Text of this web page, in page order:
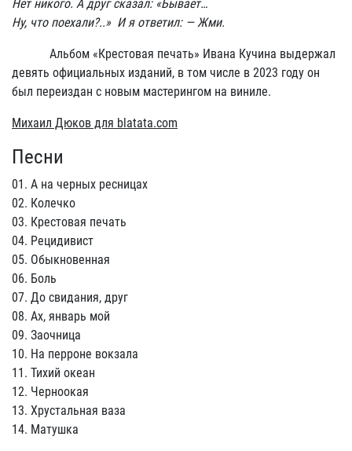
Нет никого. А друг сказал: «Бывает…
Ну, что поехали?..» И я ответил: — Жми.
Альбом «Крестовая печать» Ивана Кучина выдержал
девять официальных изданий, в том числе в 2023 году он
был переиздан с новым мастерингом на виниле.
Михаил Дюков для blatata.com
Песни
01. А на черных ресницах
02. Колечко
03. Крестовая печать
04. Рецидивист
05. Обыкновенная
06. Боль
07. До свидания, друг
08. Ах, январь мой
09. Заочница
10. На перроне вокзала
11. Тихий океан
12. Черноокая
13. Хрустальная ваза
14. Матушка